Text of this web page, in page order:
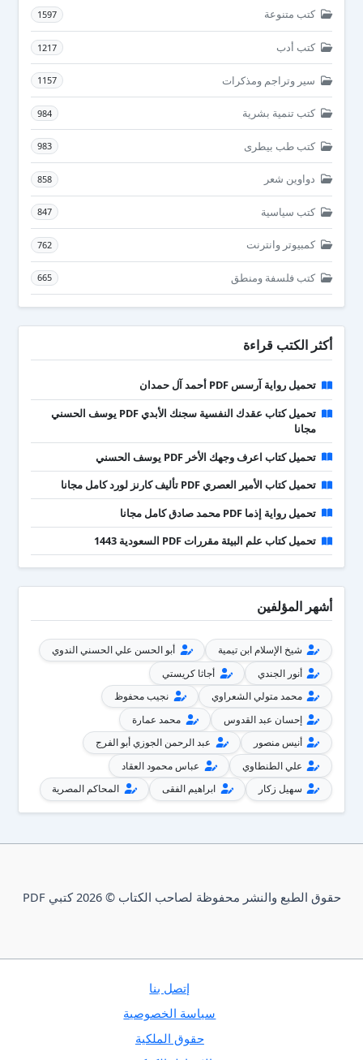
كتب متنوعة 1597
كتب أدب 1217
سير وتراجم ومذكرات 1157
كتب تنمية بشرية 984
كتب طب بيطرى 983
دواوين شعر 858
كتب سياسية 847
كمبيوتر وانترنت 762
كتب فلسفة ومنطق 665
أكثر الكتب قراءة
تحميل رواية آرسس PDF أحمد آل حمدان
تحميل كتاب عقدك النفسية سجنك الأبدي PDF يوسف الحسني
مجانا
تحميل كتاب اعرف وجهك الأخر PDF يوسف الحسني
تحميل كتاب الأمير العصري PDF تأليف كارنز لورد كامل مجانا
تحميل رواية إذما PDF محمد صادق كامل مجانا
تحميل كتاب علم البيئة مقررات PDF السعودية 1443
أشهر المؤلفين
شيخ الإسلام ابن تيمية
أبو الحسن علي الحسني الندوي
أنور الجندي
أجاثا كريستي
محمد متولي الشعراوي
نجيب محفوظ
إحسان عبد القدوس
محمد عمارة
أنيس منصور
عبد الرحمن الجوزي أبو الفرج
علي الطنطاوي
عباس محمود العقاد
سهيل زكار
ابراهيم الفقى المحاكم المصرية
حقوق الطبع والنشر محفوظة لصاحب الكتاب © 2026 كتبي PDF
إتصل بنا
سياسة الخصوصية
حقوق الملكية